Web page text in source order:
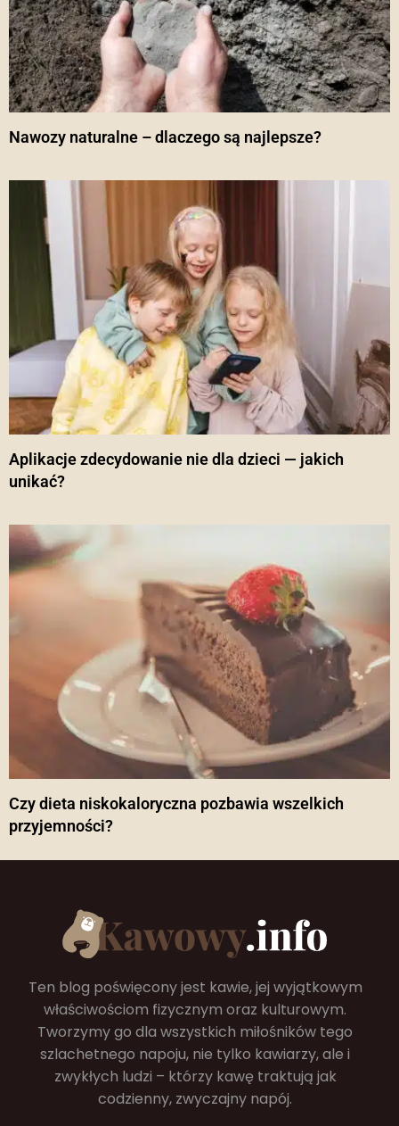
Nawozy naturalne – dlaczego są najlepsze?
Aplikacje zdecydowanie nie dla dzieci — jakich
unikać?
Czy dieta niskokaloryczna pozbawia wszelkich
przyjemności?
Ten blog poświęcony jest kawie, jej wyjątkowym
właściwościom fizycznym oraz kulturowym.
Tworzymy go dla wszystkich miłośników tego
szlachetnego napoju, nie tylko kawiarzy, ale i
zwykłych ludzi – którzy kawę traktują jak
codzienny, zwyczajny napój.